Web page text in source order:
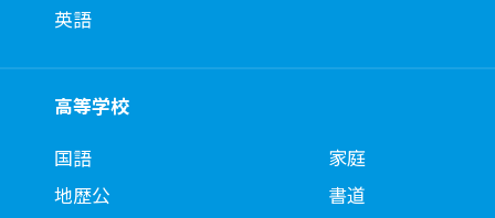
英語
高等学校
国語
地歴公
家庭
書道